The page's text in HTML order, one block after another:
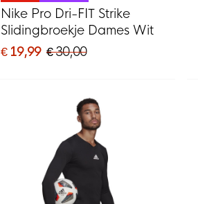
Nike Pro Dri-FIT Strike
Slidingbroekje Dames Wit
€ 19,99 € 30,00